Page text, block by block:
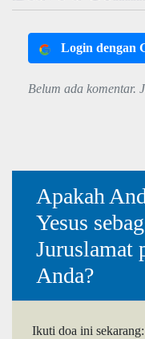
Login dengan
Belum ada komentar.
Apakah
Yesus
Juruslamat
Anda?
Ikuti doa ini sekarang: